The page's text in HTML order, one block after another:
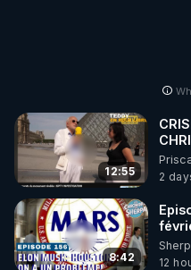
12:55
une
2
8:42
Episode
février
12